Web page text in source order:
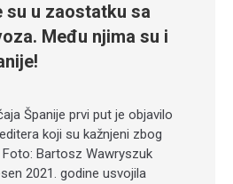
su u zaostatku sa
Među njima su i
Španije prvi put je objavilo
koji su kažnjeni zbog
Bartosz Wawryszuk
2021. godine usvojila